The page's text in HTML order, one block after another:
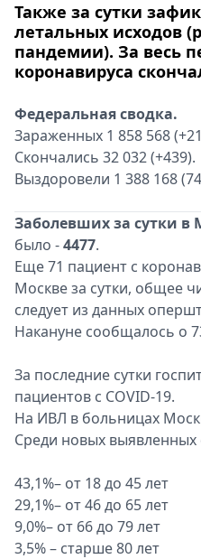
Также за сутки
летальных исходов
пандемии). За весь
коронавируса
Федеральная сводка.
Зараженных 1 858 568
Скончались 32 032 (+439).
Выздоровели 1 388 168
Заболевших за сутки в
было -4477.
Еще 71 пациент с
Москве за сутки, общее
следует из данных
Накануне сообщалось о
За последние сутки
пациентов с COVID-19.
На ИВЛ в больницах
Среди новых выявленных
43,1%– от 18 до 45 лет
29,1%– от 46 до 65 лет
9,0%– от 66 до 79 лет
3,5% – старше 80 лет